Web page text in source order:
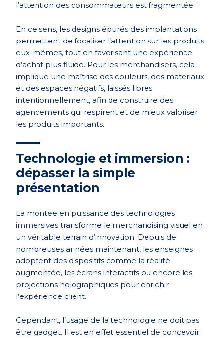
l’attention des consommateurs est fragmentée.
En ce sens, les designs épurés des implantations
permettent de focaliser l’attention sur les produits
eux-mêmes, tout en favorisant une expérience
d’achat plus fluide. Pour les merchandisers, cela
implique une maîtrise des couleurs, des matériaux
et des espaces négatifs, laissés libres
intentionnellement, afin de construire des
agencements qui respirent et de mieux valoriser
les produits importants.
Technologie et immersion :
dépasser la simple
présentation
La montée en puissance des technologies
immersives transforme le merchandising visuel en
un véritable terrain d’innovation. Depuis de
nombreuses années maintenant, les enseignes
adoptent des dispositifs comme la réalité
augmentée, les écrans interactifs ou encore les
projections holographiques pour enrichir
l’expérience client.
Cependant, l’usage de la technologie ne doit pas
être gadget. Il est en effet essentiel de concevoir